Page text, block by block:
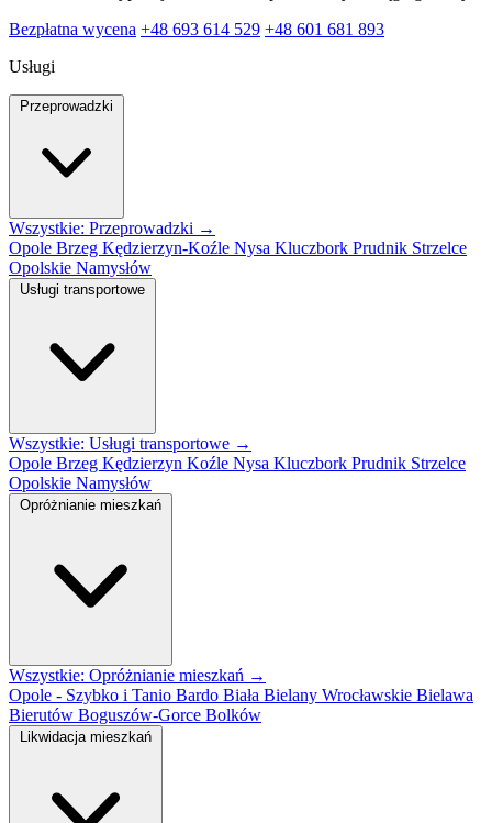
Bezpłatna wycena +48 693 614 529 +48 601 681 893
Usługi
Przeprowadzki
Wszystkie: Przeprowadzki →
Opole Brzeg Kędzierzyn-Koźle Nysa Kluczbork Prudnik Strzelce
Opolskie Namysłów
Usługi transportowe
Wszystkie: Usługi transportowe →
Opole Brzeg Kędzierzyn Koźle Nysa Kluczbork Prudnik Strzelce
Opolskie Namysłów
Opróżnianie mieszkań
Wszystkie: Opróżnianie mieszkań →
Opole - Szybko i Tanio Bardo Biała Bielany Wrocławskie Bielawa
Bierutów Boguszów-Gorce Bolków
Likwidacja mieszkań